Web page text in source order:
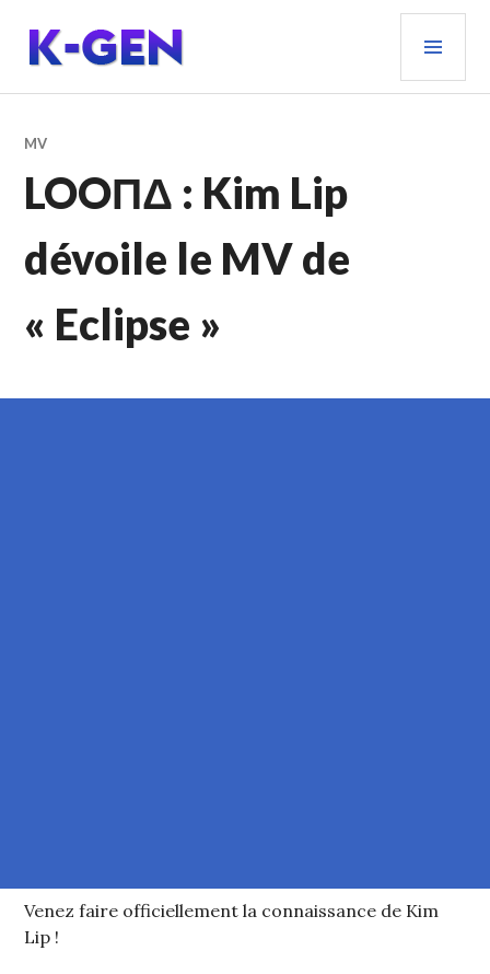
contenu
principal
K-GEN
MV
LOOΠΔ : Kim Lip
dévoile le MV de
« Eclipse »
Venez faire officiellement la connaissance de Kim
Lip !